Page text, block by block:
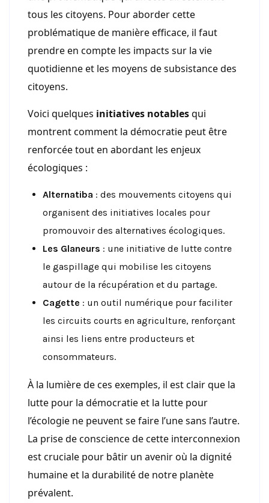
tous les citoyens. Pour aborder cette
problématique de manière efficace, il faut
prendre en compte les impacts sur la vie
quotidienne et les moyens de subsistance des
citoyens.
Voici quelques initiatives notablesqui
montrent comment la démocratie peut être
renforcée tout en abordant les enjeux
écologiques :
Alternatiba : des mouvements citoyens qui
organisent des initiatives locales pour
promouvoir des alternatives écologiques.
Les Glaneurs : une initiative de lutte contre
le gaspillage qui mobilise les citoyens
autour de la récupération et du partage.
Cagette : un outil numérique pour faciliter
les circuits courts en agriculture, renforçant
ainsi les liens entre producteurs et
consommateurs.
À la lumière de ces exemples, il est clair que la
lutte pour la démocratie et la lutte pour
l’écologie ne peuvent se faire l’une sans l’autre.
La prise de conscience de cette interconnexion
est cruciale pour bâtir un avenir où la dignité
humaine et la durabilité de notre planète
prévalent.